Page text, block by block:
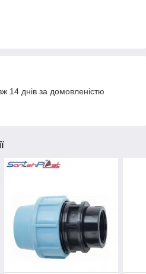
14 днів за домовленістю